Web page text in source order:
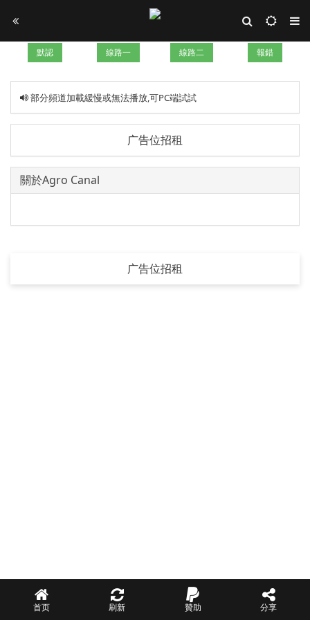
默認 線路一 線路二 報錯
部分頻道加載緩慢或無法播放,可PC端試試
广告位招租
關於Agro Canal
广告位招租
首页 刷新 贊助 分享